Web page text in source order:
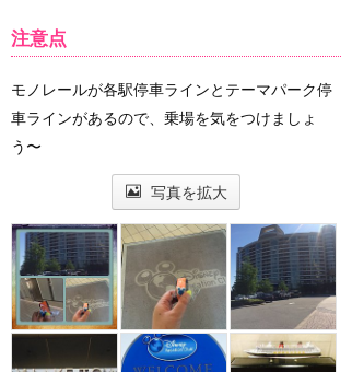
注意点
モノレールが各駅停車ラインとテーマパーク停
車ラインがあるので、乗場を気をつけましょ
う〜
写真を拡大